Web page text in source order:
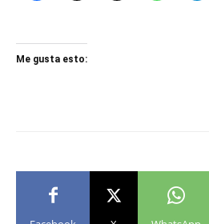
Me gusta esto: